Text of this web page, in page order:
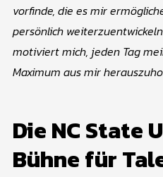
vorfinde, die es mir
persönlich
motiviert mich, jeden Tag
Maximum aus mir
Die NC State
Bühne für